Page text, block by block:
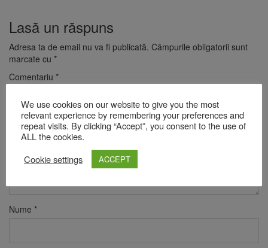
Lasă un răspuns
Adresa ta de email nu va fi publicată. Câmpurile obligatorii sunt
marcate cu *
Comentariu *
Nume *
We use cookies on our website to give you the most
relevant experience by remembering your preferences and
repeat visits. By clicking “Accept”, you consent to the use of
ALL the cookies.
Cookie settings
ACCEPT